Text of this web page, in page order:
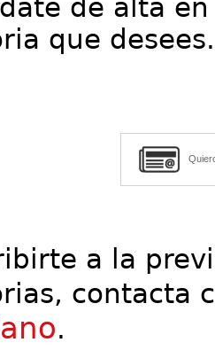
de alta
que desees.
a la
contacta
.